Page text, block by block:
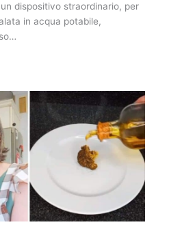
dispositivo straordinario, per
in acqua potabile,